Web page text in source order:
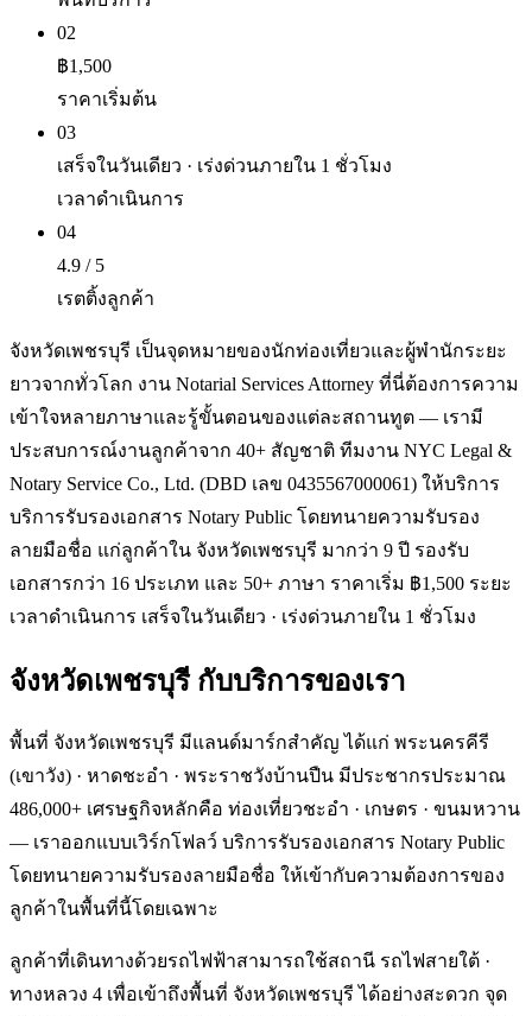
02
฿1,500
ราคาเริ่มต้น
03
เสร็จในวันเดียว · เร่งด่วนภายใน 1 ชั่วโมง
เวลาดำเนินการ
04
4.9 / 5
เรตติ้งลูกค้า
จังหวัดเพชรบุรี เป็นจุดหมายของนักท่องเที่ยวและผู้พำนักระยะ
ยาวจากทั่วโลก งาน Notarial Services Attorney ที่นี่ต้องการความ
เข้าใจหลายภาษาและรู้ขั้นตอนของแต่ละสถานทูต — เรามี
ประสบการณ์งานลูกค้าจาก 40+ สัญชาติ ทีมงาน NYC Legal &
Notary Service Co., Ltd. (DBD เลข 0435567000061) ให้บริการ
บริการรับรองเอกสาร Notary Public โดยทนายความรับรอง
ลายมือชื่อ แก่ลูกค้าใน จังหวัดเพชรบุรี มากว่า 9 ปี รองรับ
เอกสารกว่า 16 ประเภท และ 50+ ภาษา ราคาเริ่ม ฿1,500 ระยะ
เวลาดำเนินการ เสร็จในวันเดียว · เร่งด่วนภายใน 1 ชั่วโมง
จังหวัดเพชรบุรีกับบริการของเรา
พื้นที่ จังหวัดเพชรบุรี มีแลนด์มาร์กสำคัญ ได้แก่ พระนครคีรี
(เขาวัง) · หาดชะอำ · พระราชวังบ้านปืน มีประชากรประมาณ
486,000+ เศรษฐกิจหลักคือ ท่องเที่ยวชะอำ · เกษตร · ขนมหวาน
— เราออกแบบเวิร์กโฟลว์ บริการรับรองเอกสาร Notary Public
โดยทนายความรับรองลายมือชื่อ ให้เข้ากับความต้องการของ
ลูกค้าในพื้นที่นี้โดยเฉพาะ
ลูกค้าที่เดินทางด้วยรถไฟฟ้าสามารถใช้สถานี รถไฟสายใต้ ·
ทางหลวง 4 เพื่อเข้าถึงพื้นที่ จังหวัดเพชรบุรี ได้อย่างสะดวก จุด